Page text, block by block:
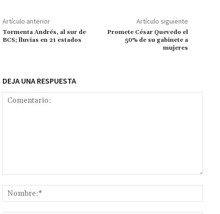
k p
r
n
k
ar
tir
Artículo anterior
Tormenta Andrés, al sur de
BCS; lluvias en 21 estados
Artículo siguiente
Promete César Quevedo el
50% de su gabinete a
mujeres
DEJA UNA RESPUESTA